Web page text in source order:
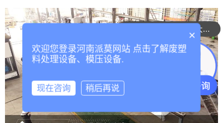
整套设备运行成本大概多少？
×
欢迎您登录河南派莫网站 点击了解废塑
料处理设备、模压设备.
现在咨询 稍后再说